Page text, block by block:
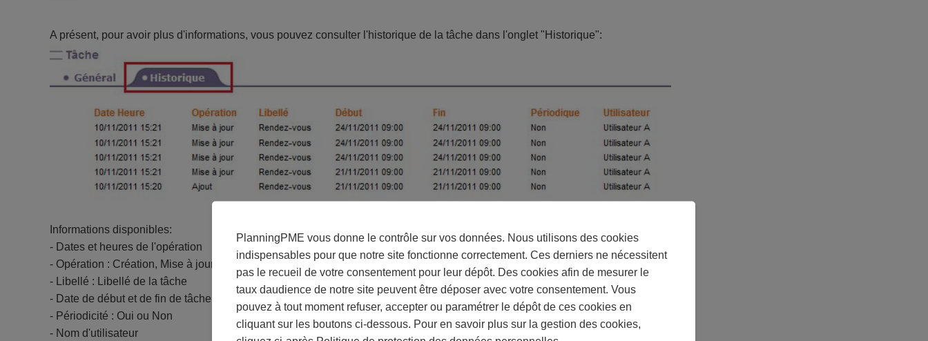
A présent, pour avoir plus d'informations, vous pouvez consulter l'historique de la tâche dans l'onglet "Historique":
Informations disponibles:
- Dates et heures de l'opération
- Opération : Création, Mise à jour
- Libellé : Libellé de la tâche
- Date de début et de fin de tâche et durée
- Périodicité : Oui ou Non
- Nom d'utilisateur
PlanningPME vous donne le contrôle sur vos données. Nous utilisons des cookies
indispensables pour que notre site fonctionne correctement. Ces derniers ne nécessitent
pas le recueil de votre consentement pour leur dépôt. Des cookies afin de mesurer le
taux daudience de notre site peuvent être déposer avec votre consentement. Vous
pouvez à tout moment refuser, accepter ou paramétrer le dépôt de ces cookies en
cliquant sur les boutons ci-dessous. Pour en savoir plus sur la gestion des cookies,